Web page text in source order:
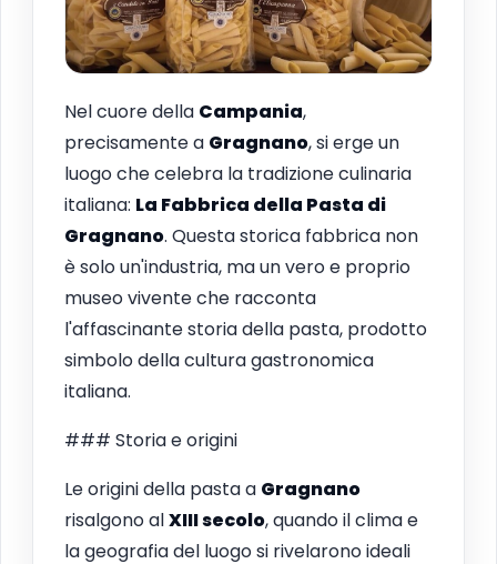
Nel cuore della Campania,
precisamente a Gragnano, si erge un
luogo che celebra la tradizione culinaria
italiana: La Fabbrica della Pasta di
Gragnano. Questa storica fabbrica non
è solo un'industria, ma un vero e proprio
museo vivente che racconta
l'affascinante storia della pasta, prodotto
simbolo della cultura gastronomica
italiana.
### Storia e origini
Le origini della pasta a Gragnano
risalgono alXIII secolo, quando il clima e
la geografia del luogo si rivelarono ideali